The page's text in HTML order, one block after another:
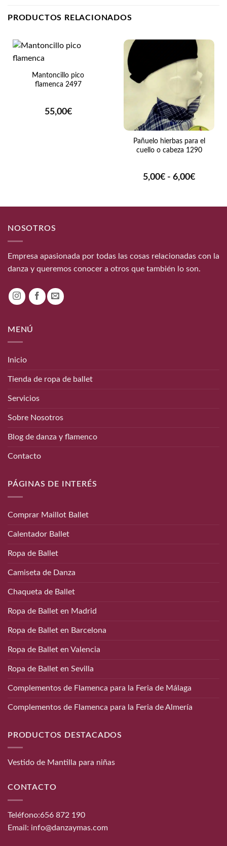
PRODUCTOS RELACIONADOS
Mantoncillo pico
flamenca 2497
55,00€
Pañuelo hierbas para el
cuello o cabeza 1290
5,00€ - 6,00€Rango
NOSOTROS
Empresa apasionada por todas las cosas relacionadas con la
danza y queremos conocer a otros que también lo son.
MENÚ
Inicio
Tienda de ropa de ballet
Servicios
Sobre Nosotros
Blog de danza y flamenco
Contacto
PÁGINAS DE INTERÉS
Comprar Maillot Ballet
Calentador Ballet
Ropa de Ballet
Camiseta de Danza
Chaqueta de Ballet
Ropa de Ballet en Madrid
Ropa de Ballet en Barcelona
Ropa de Ballet en Valencia
Ropa de Ballet en Sevilla
Complementos de Flamenca para la Feria de Málaga
Complementos de Flamenca para la Feria de Almería
PRODUCTOS DESTACADOS
Vestido de Mantilla para niñas
CONTACTO
Teléfono:656 872 190
Email: info@danzaymas.com